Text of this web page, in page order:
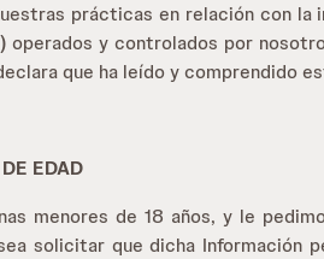
prácticas en relación con
operados y controlados por
que ha leído y comprendido
EDAD
menores de 18 años, y le
solicitar que dicha